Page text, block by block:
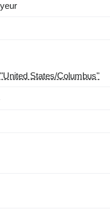
States/Columbus"